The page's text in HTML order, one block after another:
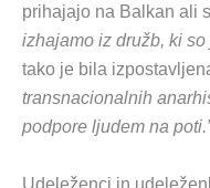
prihajajo na Balkan ali
izhajamo iz družb, ki
tako je bila
transnacionalnih
podpore ljudem na
Udeleženci in